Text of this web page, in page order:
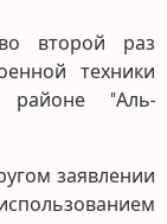
второй раз
техники
"Аль-
заявлении